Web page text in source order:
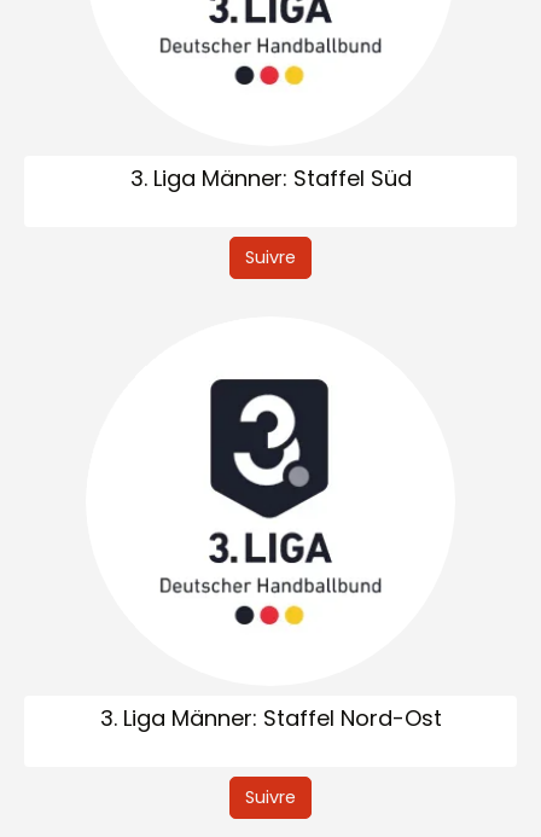
3. Liga Männer: Staffel Süd
Suivre
3. Liga Männer: Staffel Nord-Ost
Suivre